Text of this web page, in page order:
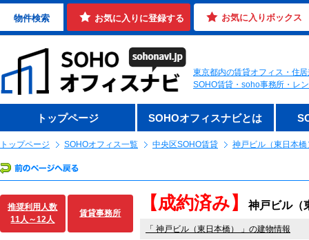
物件検索 お気に入りに登録する お気に入りボックス
東京都内の賃貸オフィス・住
SOHO賃貸・soho事務所・レ
トップページ SOHOオフィスナビとは
トップページ SOHOオフィス一覧 中央区SOHO賃貸 神戸ビル（東日本橋
推奨利用人数
11人～12人
賃貸事務所 【成約済み】 神戸ビル（
「 神戸ビル（東日本橋） 」の建物情報